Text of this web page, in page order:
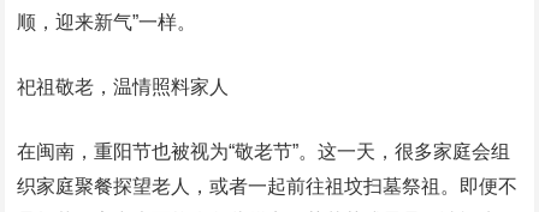
顺，迎来新气”一样。
祀祖敬老，温情照料家人
在闽南，重阳节也被视为“敬老节”。这一天，很多家庭会组
织家庭聚餐探望老人，或者一起前往祖坟扫墓祭祖。即便不